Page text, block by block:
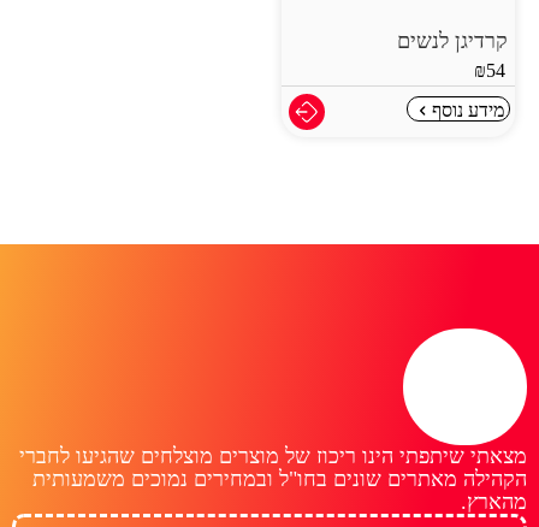
קרדיגן לנשים
₪54
מידע נוסף
מצאתי שיתפתי הינו ריכוז של מוצרים מוצלחים שהגיעו לחברי
הקהילה מאתרים שונים בחו"ל ובמחירים נמוכים משמעותית
מהארץ.